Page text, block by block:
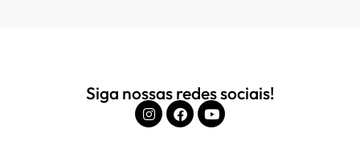
Siga nossas redes sociais!